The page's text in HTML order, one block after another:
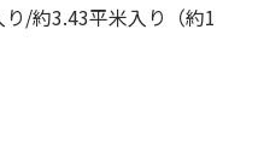
/約3.43平米入り（約1